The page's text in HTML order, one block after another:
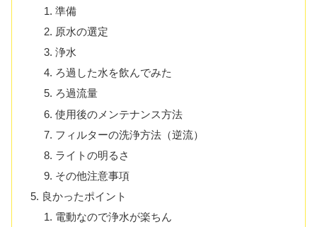
準備
原水の選定
浄水
ろ過した水を飲んでみた
ろ過流量
使用後のメンテナンス方法
フィルターの洗浄方法（逆流）
ライトの明るさ
その他注意事項
良かったポイント
電動なので浄水が楽ちん